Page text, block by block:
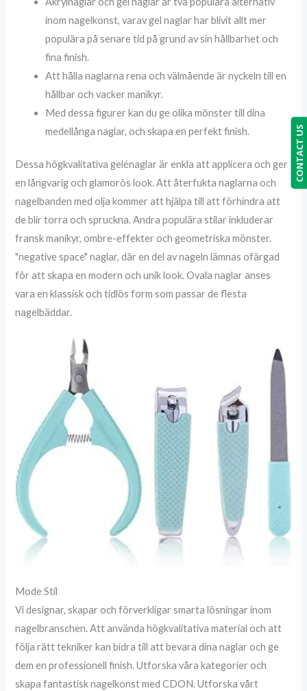
inom nagelkonst, varav gel naglar har blivit allt mer
populära på senare tid på grund av sin hållbarhet och
fina finish.
Att hålla naglarna rena och välmående är nyckeln till en
hållbar och vacker manikyr.
Med dessa figurer kan du ge olika mönster till dina
medellånga naglar, och skapa en perfekt finish.
Dessa högkvalitativa gelénaglar är enkla att applicera och ger
en långvarig och glamorös look. Att återfukta naglarna och
nagelbanden med olja kommer att hjälpa till att förhindra att
de blir torra och spruckna. Andra populära stilar inkluderar
fransk manikyr, ombre-effekter och geometriska mönster.
"negative space" naglar, där en del av nageln lämnas ofärgad
för att skapa en modern och unik look. Ovala naglar anses
vara en klassisk och tidlös form som passar de flesta
nagelbäddar.
Mode Stil
Vi designar, skapar och förverkligar smarta lösningar inom
nagelbranschen. Att använda högkvalitativa material och att
följa rätt tekniker kan bidra till att bevara dina naglar och ge
dem en professionell finish. Utforska våra kategorier och
skapa fantastisk nagelkonst med CDON. Utforska vårt
CONTACT US